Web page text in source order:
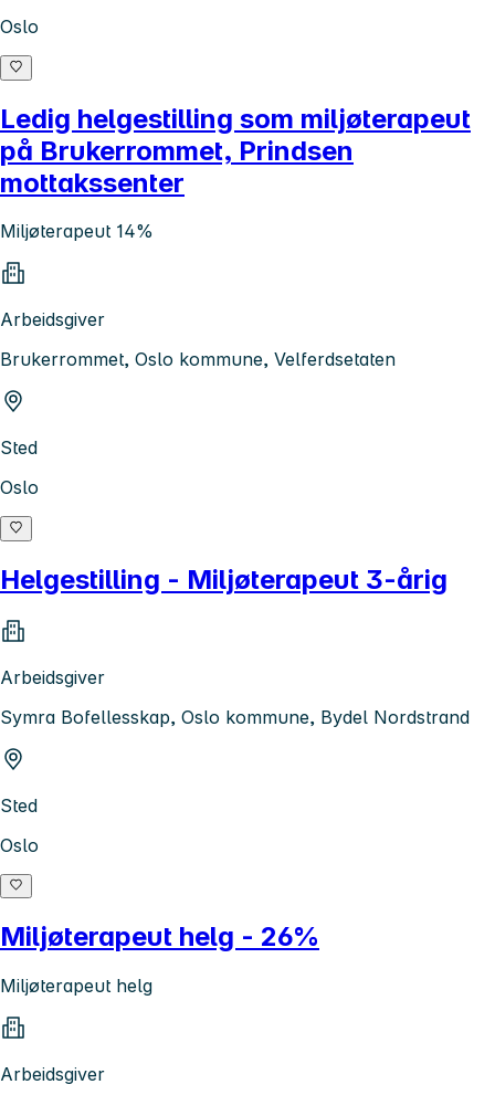
Oslo
Ledig helgestilling som miljøterapeut
på Brukerrommet, Prindsen
mottakssenter
Miljøterapeut 14%
Arbeidsgiver
Brukerrommet, Oslo kommune, Velferdsetaten
Sted
Oslo
Helgestilling - Miljøterapeut 3-årig
Arbeidsgiver
Symra Bofellesskap, Oslo kommune, Bydel Nordstrand
Sted
Oslo
Miljøterapeut helg - 26%
Miljøterapeut helg
Arbeidsgiver